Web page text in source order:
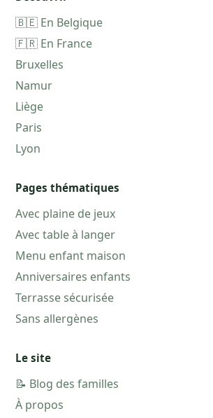
🇧🇪 En Belgique
🇫🇷 En France
Bruxelles
Namur
Liège
Paris
Lyon
Pages thématiques
Avec plaine de jeux
Avec table à langer
Menu enfant maison
Anniversaires enfants
Terrasse sécurisée
Sans allergènes
Le site
📝 Blog des familles
À propos